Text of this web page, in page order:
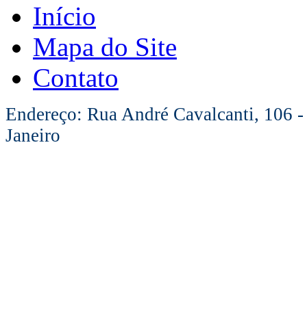
Início
Mapa do Site
Contato
Endereço: Rua André Cavalcanti, 106
Janeiro